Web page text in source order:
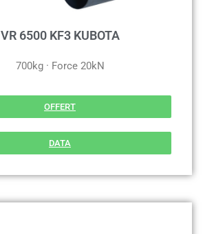
VR 6500 KF3 KUBOTA
700kg · Force 20kN
OFFERT
DATA